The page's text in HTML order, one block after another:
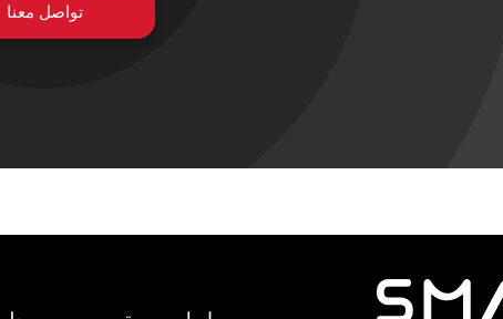
تواصل معنا